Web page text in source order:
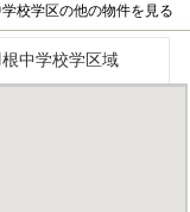
校学区の他の物件を見る
中学校学区域